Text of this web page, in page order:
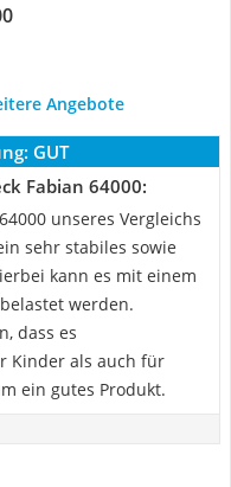
Angebote
GUT
Fabian 64000:
unseres Vergleichs
sehr stabiles sowie
kann es mit einem
werden.
dass es
Kinder als auch für
ein gutes Produkt.